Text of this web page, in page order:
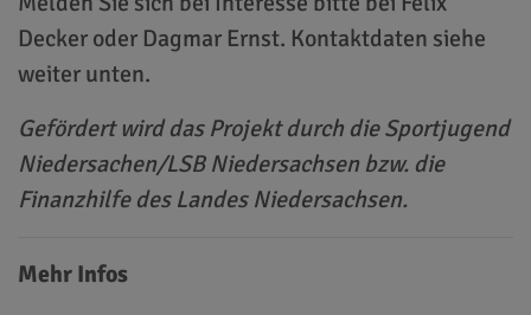
Decker oder Dagmar Ernst. Kontaktdaten siehe
weiter unten.
Gefördert wird das Projekt durch die Sportjugend
Niedersachen/LSB Niedersachsen bzw. die
Finanzhilfe des Landes Niedersachsen.
Mehr Infos